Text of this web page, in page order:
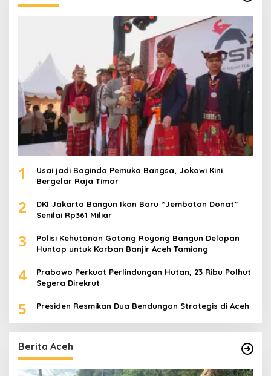
t
1
Usai jadi Baginda Pemuka Bangsa, Jokowi Kini
Bergelar Raja Timor
2
DKI Jakarta Bangun Ikon Baru “Jembatan Donat”
Senilai Rp361 Miliar
3
Polisi Kehutanan Gotong Royong Bangun Delapan
Huntap untuk Korban Banjir Aceh Tamiang
4
Prabowo Perkuat Perlindungan Hutan, 23 Ribu Polhut
Segera Direkrut
5 Presiden Resmikan Dua Bendungan Strategis di Aceh
Berita Aceh